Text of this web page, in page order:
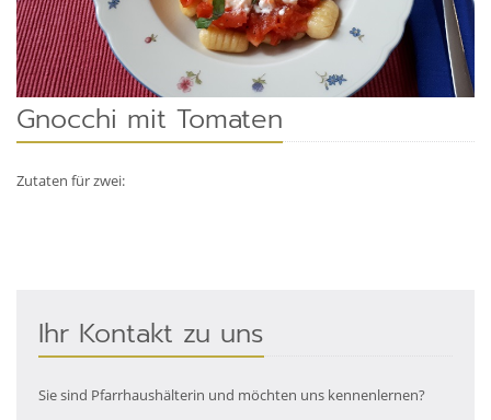
Gnocchi mit Tomaten
Zutaten für zwei:
Ihr Kontakt zu uns
Sie sind Pfarrhaushälterin und möchten uns kennenlernen?